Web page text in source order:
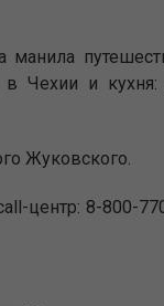
Чехии и
Жуковского.
центр: 8-800-